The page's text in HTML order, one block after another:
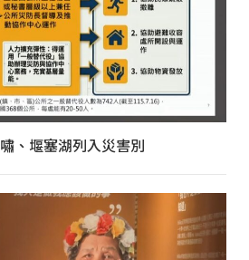
、堰塞湖列入災害別